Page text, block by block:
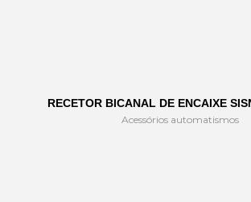
RECETOR BICANAL DE ENCAIXE
Acessórios automatismos